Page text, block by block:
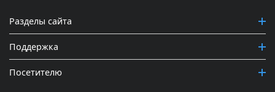
Разделы сайта
Поддержка
Посетителю